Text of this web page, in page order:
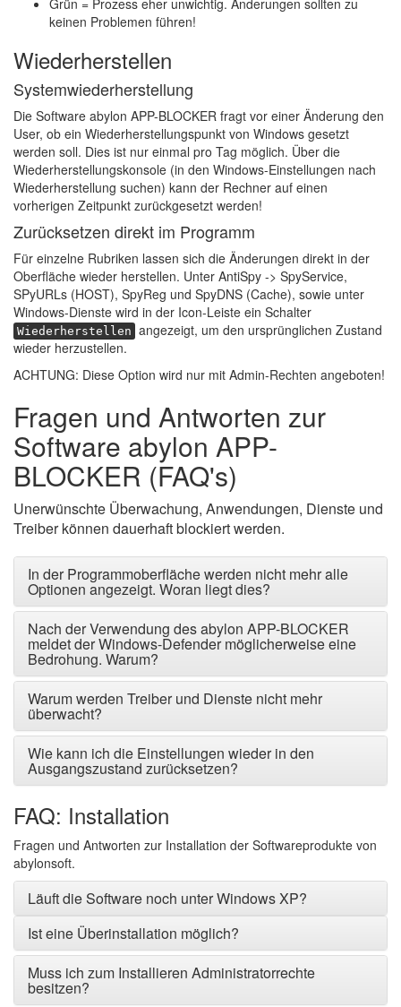
Grün = Prozess eher unwichtig. Änderungen sollten zu
keinen Problemen führen!
Wiederherstellen
Systemwiederherstellung
Die Software abylon APP-BLOCKER fragt vor einer Änderung den
User, ob ein Wiederherstellungspunkt von Windows gesetzt
werden soll. Dies ist nur einmal pro Tag möglich. Über die
Wiederherstellungskonsole (in den Windows-Einstellungen nach
Wiederherstellung suchen) kann der Rechner auf einen
vorherigen Zeitpunkt zurückgesetzt werden!
Zurücksetzen direkt im Programm
Für einzelne Rubriken lassen sich die Änderungen direkt in der
Oberfläche wieder herstellen. Unter AntiSpy -> SpyService,
SPyURLs (HOST), SpyReg und SpyDNS (Cache), sowie unter
Windows-Dienste wird in der Icon-Leiste ein Schalter
Wiederherstellen angezeigt, um den ursprünglichen Zustand
wieder herzustellen.
ACHTUNG: Diese Option wird nur mit Admin-Rechten angeboten!
Fragen und Antworten zur
Software abylon APP-
BLOCKER (FAQ's)
Unerwünschte Überwachung, Anwendungen, Dienste und
Treiber können dauerhaft blockiert werden.
In der Programmoberfläche werden nicht mehr alle
Optionen angezeigt. Woran liegt dies?
Nach der Verwendung des abylon APP-BLOCKER
meldet der Windows-Defender möglicherweise eine
Bedrohung. Warum?
Warum werden Treiber und Dienste nicht mehr
überwacht?
Wie kann ich die Einstellungen wieder in den
Ausgangszustand zurücksetzen?
FAQ: Installation
Fragen und Antworten zur Installation der Softwareprodukte von
abylonsoft.
Läuft die Software noch unter Windows XP?
Ist eine Überinstallation möglich?
Muss ich zum Installieren Administratorrechte
besitzen?